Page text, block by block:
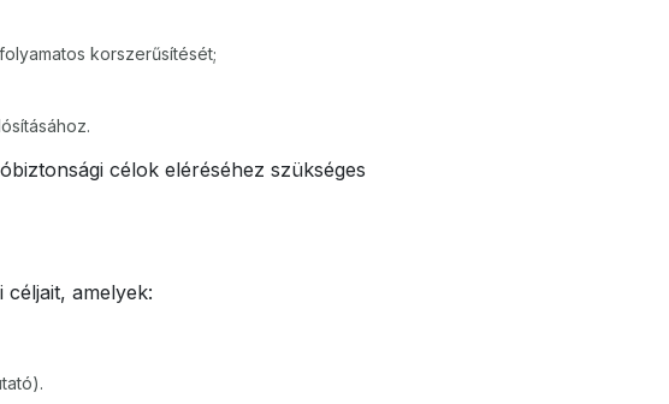
korszerűsítését;
célok eléréséhez szükséges
amelyek: